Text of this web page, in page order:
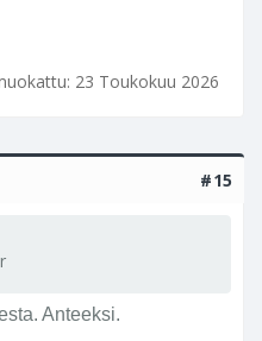
23 Toukokuu 2026
#15
Anteeksi.